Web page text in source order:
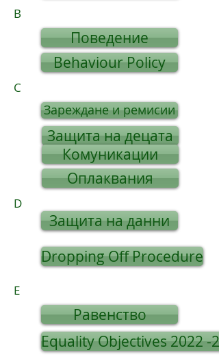
B
Поведение
Behaviour Policy
C
Зареждане и ремисии
Защита на децата
Комуникации
Оплаквания
D
Защита на данни
Dropping Off Procedure
E
Равенство
Equality Objectives 2022 -